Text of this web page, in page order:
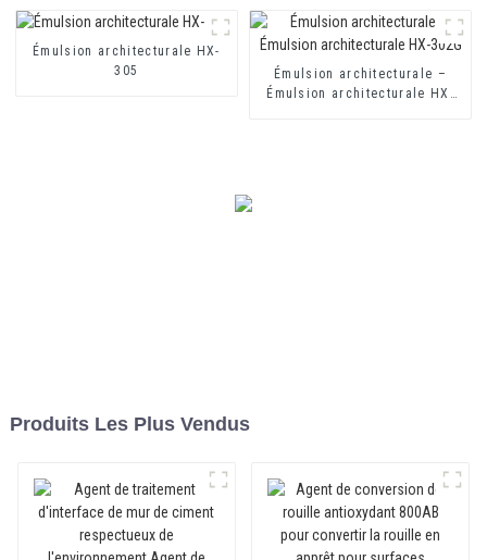
mortier et au ciment
d'isolation thermique
Émulsion architecturale HX-
305
Émulsion architecturale –
Émulsion architecturale HX-
Produits Les Plus Vendus